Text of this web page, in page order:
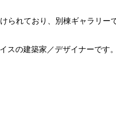
られており、別棟ギャラリ
スの建築家／デザイナーです。